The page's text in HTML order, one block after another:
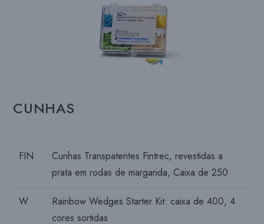
CUNHAS
FIN
Cunhas Transpatentes Fintrec, revestidas a
prata em rodas de margarida, Caixa de 250
W
Rainbow Wedges Starter Kit: caixa de 400, 4
cores sortidas